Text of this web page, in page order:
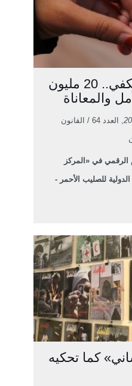
شريط الأخبار لا يكفي.. 20 مليون
والمعاناة
, العدد 64 / القانون
في «المركز
الدولية للصليب الأحمر -
كما تحكيه